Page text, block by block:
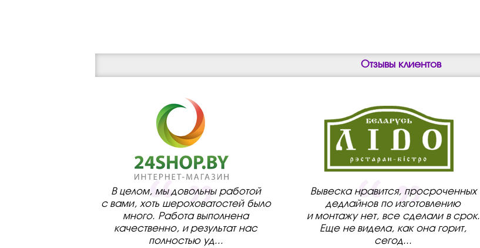
Отзывы клиентов
В целом, мы довольны работой
с вами, хоть шероховатостей было
много. Работа выполнена
качественно, и результат нас
полностью уд...
Вывеска нравится, просроченных
дедлайнов по изготовлению
и монтажу нет, все сделали в срок.
Еще не видела, как она горит,
сегод...